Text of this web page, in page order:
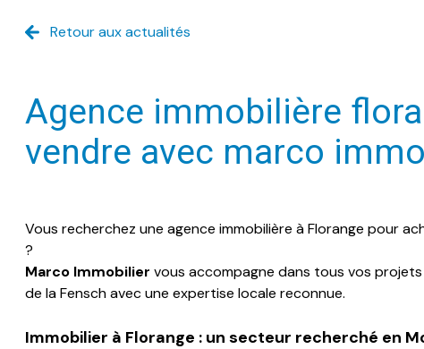
Immeubles
Commerces
Retour aux actualités
agence immobilière florange | acheter,
vendre avec marco
Vous recherchez une agence immobilière à Florange pour
?
Marco Immobilier vous accompagne dans tous vos
de la Fensch avec une expertise locale reconnue.
Immobilier à Florange : un secteur recherché en